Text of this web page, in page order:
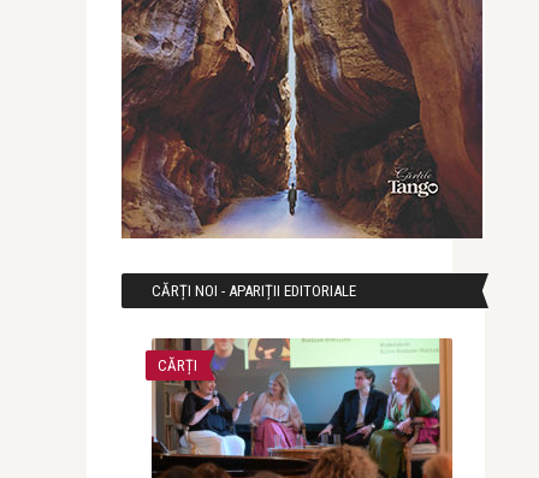
CĂRȚI NOI - APARIȚII EDITORIALE
CĂRȚI